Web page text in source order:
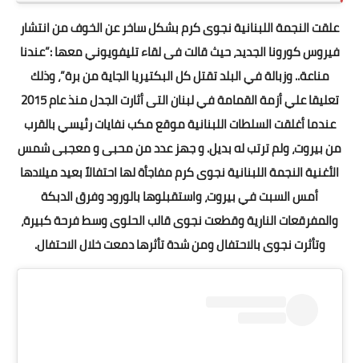
علقت النجمة اللبنانية نجوى كرم بشكل ساخر عن الخوف من انتشار
فيروس كورونا الجديد، حيث قالت فى لقاء تليفويوني معها :”عندنا
مناعة.. وزبالة في البلد تقتل كل البكتيريا الجاية من برة”، وذلك
تعليقا علي أزمة القمامة في لبنان التى أثارت الجدل منذ عام 2015
عندما أغلقت السلطات اللبنانية موقع مكب نفايات رئيسي بالقرب
من بيروت، ولم ترتب له بديل. و جهز عدد من محبى و معجبى شمس
الأغنية النجمة اللبنانية نجوى كرم مفاجأة لها احتفالاً بعيد ميلادها
أمس السبت في بيروت، واستقبلوها بالورود وفرق الدبكة
والمفرقعات النارية وقطعت نجوى قالب الحلوى وسط فرحة كبيرة،
وتأثرت نجوى بالاحتفال ومن شدة تأثرها دمعت خلال الاحتفال.